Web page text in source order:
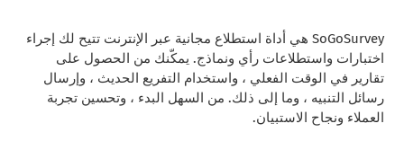
SoGoSurvey هي أداة استطلاع مجانية عبر الإنترنت تتيح لك إجراء
اختبارات واستطلاعات رأي ونماذج. يمكّنك من الحصول على
تقارير في الوقت الفعلي ، واستخدام التفريع الحديث ، وإرسال
رسائل التنبيه ، وما إلى ذلك. من السهل البدء ، وتحسين تجربة
العملاء ونجاح الاستبيان.